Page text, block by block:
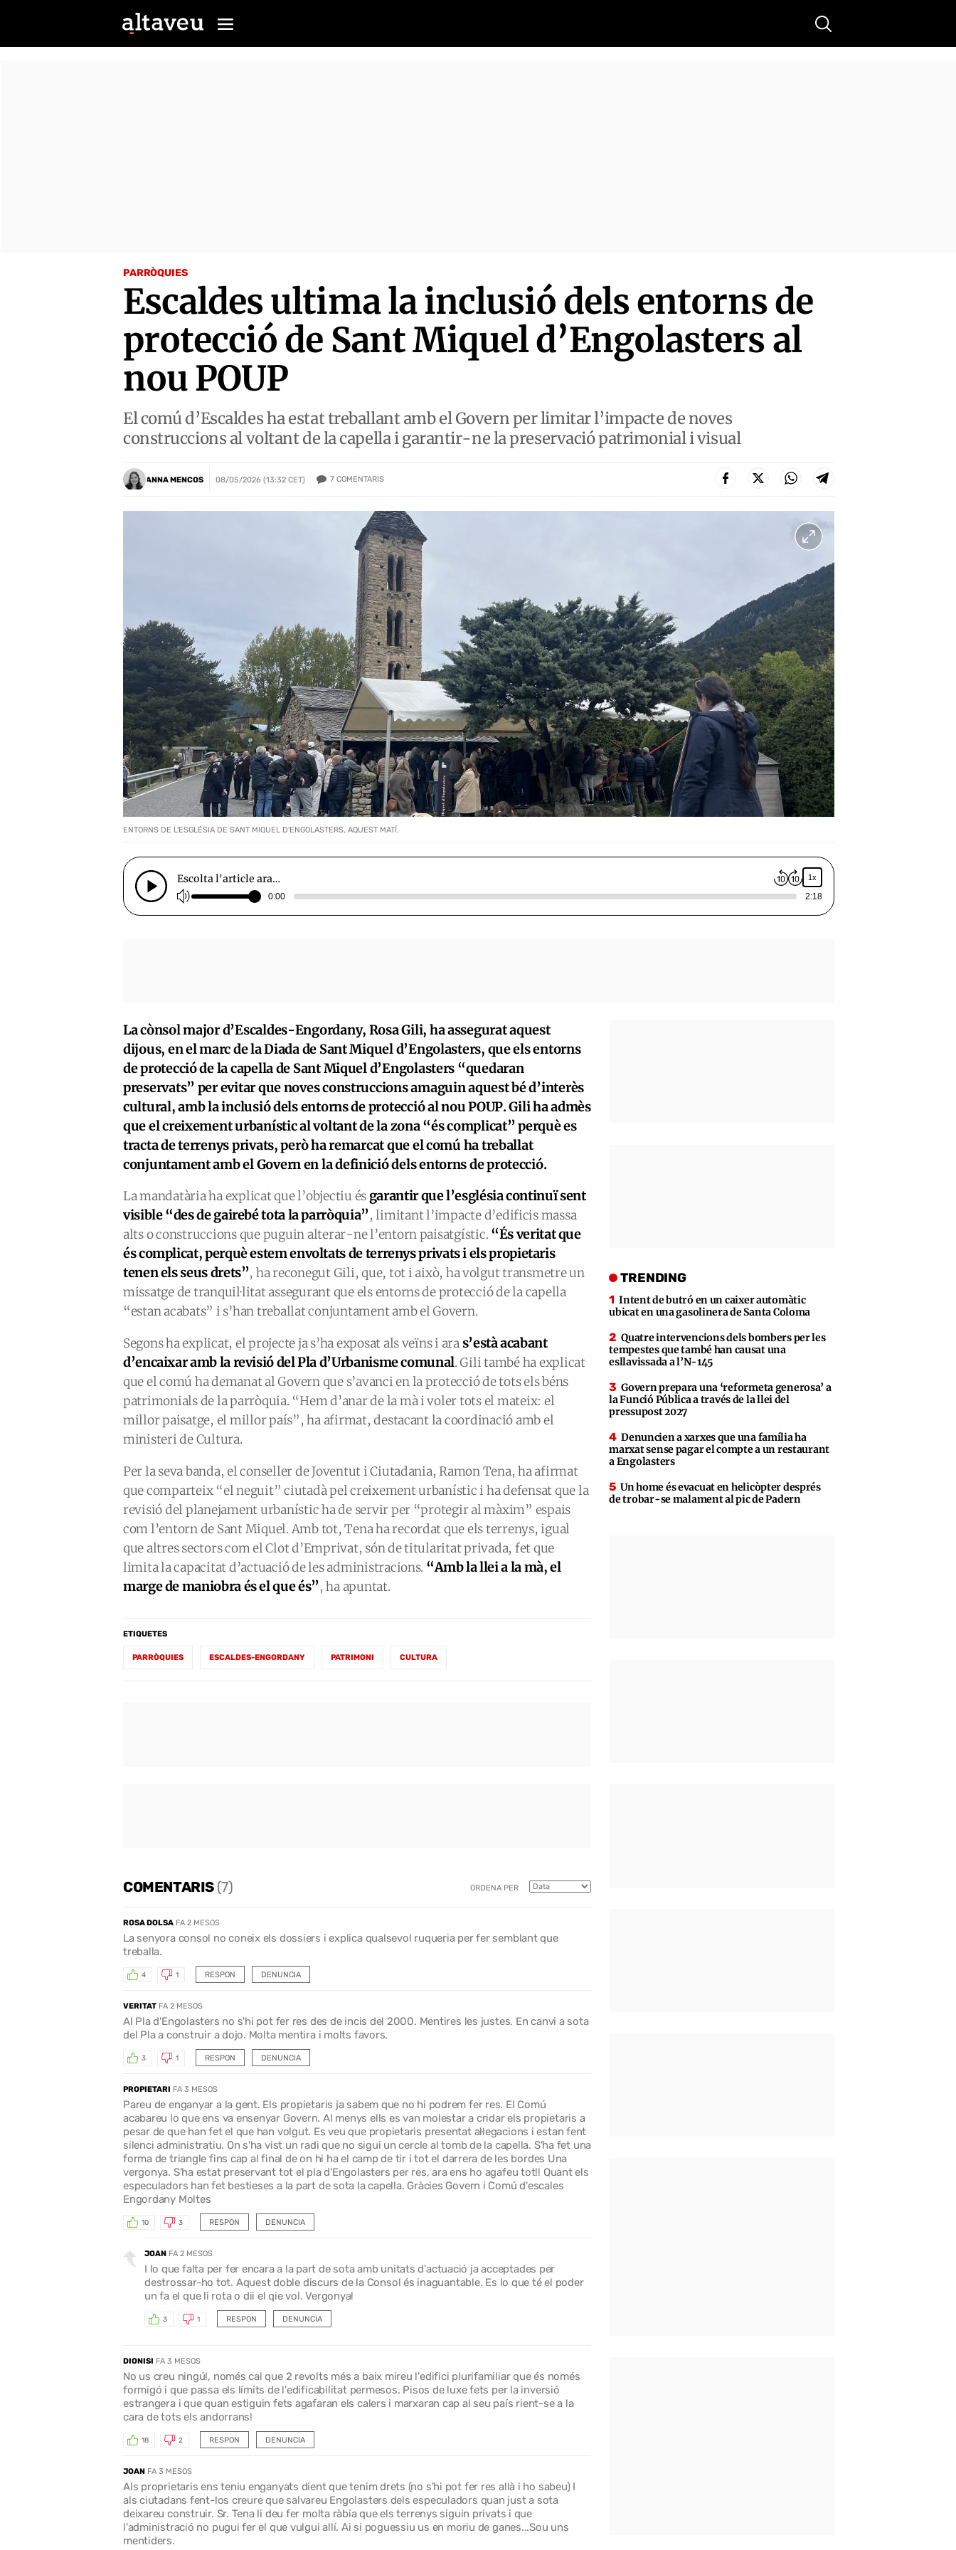
Buscar
PARRÒQUIES
Escaldes ultima la inclusió dels entorns de
protecció de Sant Miquel d’Engolasters al
nou POUP
El comú d’Escaldes ha estat treballant amb el Govern per limitar l’impacte de noves
construccions al voltant de la capella i garantir-ne la preservació patrimonial i visual
ANNA MENCOS 08/05/2026 (13:32 CET) 7 COMENTARIS
ENTORNS DE L'ESGLÉSIA DE SANT MIQUEL D'ENGOLASTERS, AQUEST MATÍ.
Escolta l'article ara… 1x
0:00 2:18
La cònsol major d’Escaldes-Engordany, Rosa Gili, ha assegurat aquest
dijous, en el marc de la Diada de Sant Miquel d’Engolasters, que els entorns
de protecció de la capella de Sant Miquel d’Engolasters “quedaran
preservats” per evitar que noves construccions amaguin aquest bé d’interès
cultural, amb la inclusió dels entorns de protecció al nou POUP. Gili ha admès
que el creixement urbanístic al voltant de la zona “és complicat” perquè es
tracta de terrenys privats, però ha remarcat que el comú ha treballat
conjuntament amb el Govern en la definició dels entorns de protecció.
La mandatària ha explicat que l’objectiu és garantir que l’església continuï sent
visible “des de gairebé tota la parròquia”, limitant l’impacte d’edificis massa
alts o construccions que puguin alterar-ne l’entorn paisatgístic. “És veritat que
és complicat, perquè estem envoltats de terrenys privats i els propietaris
tenen els seus drets”, ha reconegut Gili, que, tot i això, ha volgut transmetre un
missatge de tranquil·litat assegurant que els entorns de protecció de la capella
“estan acabats” i s’han treballat conjuntament amb el Govern.
Segons ha explicat, el projecte ja s’ha exposat als veïns i aras’està acabant
d’encaixar amb la revisió del Pla d’Urbanisme comunal. Gili també ha explicat
que el comú ha demanat al Govern que s’avanci en la protecció de tots els béns
patrimonials de la parròquia. “Hem d’anar de la mà i voler tots el mateix: el
millor paisatge, el millor país”, ha afirmat, destacant la coordinació amb el
ministeri de Cultura.
Per la seva banda, el conseller de Joventut i Ciutadania, Ramon Tena, ha afirmat
que comparteix “el neguit” ciutadà pel creixement urbanístic i ha defensat que la
revisió del planejament urbanístic ha de servir per “protegir al màxim” espais
com l’entorn de Sant Miquel. Amb tot, Tena ha recordat que els terrenys, igual
que altres sectors com el Clot d’Emprivat, són de titularitat privada, fet que
limita la capacitat d’actuació de les administracions. “Amb la llei a la mà, el
marge de maniobra és el que és”, ha apuntat.
ETIQUETES
PARRÒQUIES ESCALDES-ENGORDANY PATRIMONI CULTURA
COMENTARIS (7) ORDENA PER
ROSA DOLSA FA 2 MESOS
La senyora consol no coneix els dossiers i explica qualsevol ruqueria per fer semblant que
treballa.
RESPON
4 1 DENUNCIA
VERITAT FA 2 MESOS
Al Pla d'Engolasters no s'hi pot fer res des de incis del 2000. Mentires les justes. En canvi a sota
del Pla a construir a dojo. Molta mentira i molts favors.
RESPON
3 1 DENUNCIA
PROPIETARI FA 3 MESOS
Pareu de enganyar a la gent. Els propietaris ja sabem que no hi podrem fer res. El Comú
acabareu lo que ens va ensenyar Govern. Al menys ells es van molestar a cridar els propietaris a
pesar de que han fet el que han volgut. Es veu que propietaris presentat al·legacions i estan fent
silenci administratiu. On s'ha vist un radi que no sigui un cercle al tomb de la capella. S'ha fet una
forma de triangle fins cap al final de on hi ha el camp de tir i tot el darrera de les bordes Una
vergonya. S'ha estat preservant tot el pla d'Engolasters per res, ara ens ho agafeu tot!! Quant els
especuladors han fet bestieses a la part de sota la capella. Gràcies Govern i Comú d'escales
Engordany Moltes
RESPON
10 3 DENUNCIA
JOAN FA 2 MESOS
I lo que falta per fer encara a la part de sota amb unitats d'actuació ja acceptades per
destrossar-ho tot. Aquest doble discurs de la Consol és inaguantable. Es lo que té el poder
un fa el que li rota o dii el qie vol. Vergonya!
RESPON
3 1 DENUNCIA
DIONISI FA 3 MESOS
No us creu ningú!, només cal que 2 revolts més a baix mireu l'edifici plurifamiliar que és només
formigó i que passa els límits de l'edificabilitat permesos. Pisos de luxe fets per la inversió
estrangera i que quan estiguin fets agafaran els calers i marxaran cap al seu país rient-se a la
cara de tots els andorrans!
RESPON
18 2 DENUNCIA
JOAN FA 3 MESOS
Als proprietaris ens teniu enganyats dient que tenim drets (no s'hi pot fer res allà i ho sabeu) I
als ciutadans fent-los creure que salvareu Engolasters dels especuladors quan just a sota
deixareu construir. Sr. Tena li deu fer molta ràbia que els terrenys siguin privats i que
l'administració no pugui fer el que vulgui allí. Ai si poguessiu us en moriu de ganes...Sou uns
mentiders.
TRENDING
Intent de butró en un caixer automàtic
ubicat en una gasolinera de Santa Coloma
Quatre intervencions dels bombers per les
tempestes que també han causat una
esllavissada a l’N-145
Govern prepara una ‘reformeta generosa’ a
la Funció Pública a través de la llei del
pressupost 2027
Denuncien a xarxes que una família ha
marxat sense pagar el compte a un restaurant
a Engolasters
Un home és evacuat en helicòpter després
de trobar-se malament al pic de Padern